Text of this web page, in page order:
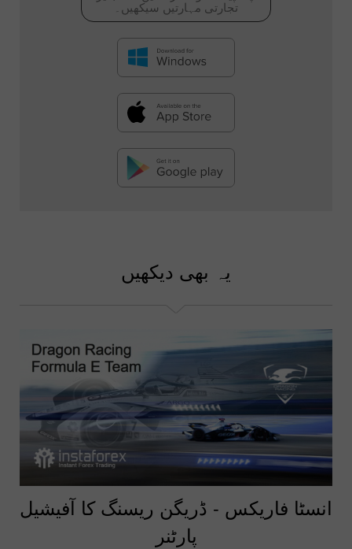
تجارتی مہارتیں سیکھیں۔
یہ بھی دیکھیں
انسٹا فاریکس - ڈریگن ریسنگ کا آفیشیل
پارٹنر